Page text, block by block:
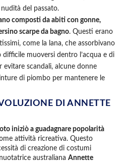
del passato.
composti da abiti con gonne,
scarpe da bagno. Questi erano
come la lana, che assorbivano
muoversi dentro l’acqua e di
evitare scandali, alcune donne
di piombo per mantenere le
DI ANNETTE
iniziò a guadagnare popolarità
attività ricreativa. Questo
di creazione di costumi
australiana Annette